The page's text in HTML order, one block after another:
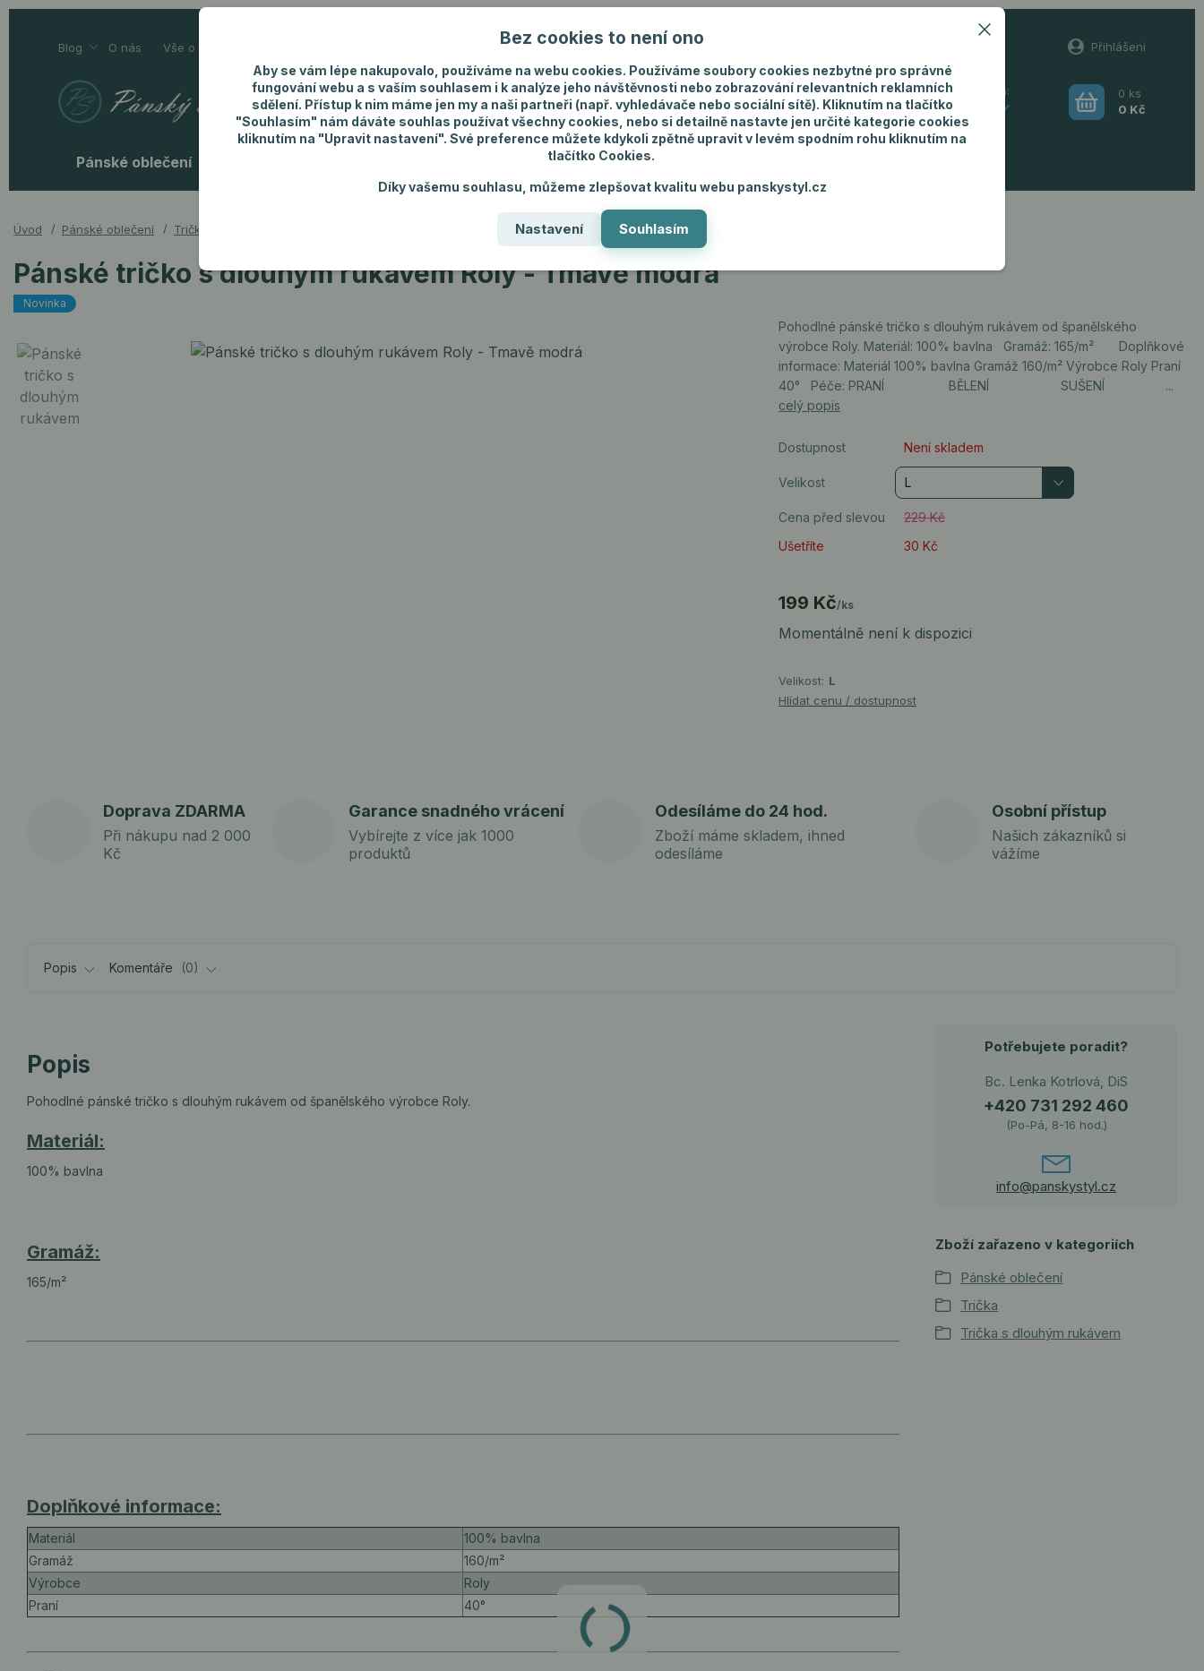
Blog O nás Vše o nákupu Nevíte si rady? Zavolejte. +420 731 292 460 Přihlášení
Hledat
0 ks
0 Kč
Pánské oblečení Pánské šperky
Úvod Pánské oblečení Trička Pánské tričko s dlouhým rukávem Roly - Tmavě modrá
Pánské tričko s dlouhým rukávem Roly - Tmavě modrá
Novinka
Pohodlné pánské tričko s dlouhým rukávem od španělského
výrobce Roly. Materiál: 100% bavlna Gramáž: 165/m² Doplňkové
informace: Materiál 100% bavlna Gramáž 160/m² Výrobce Roly Praní
40° Péče: PRANÍ BĚLENÍ SUŠENÍ ...
celý popis
Dostupnost Není skladem
Velikost
Cena před slevou
229 Kč
Ušetříte
30 Kč
199 Kč/ks
Momentálně není k dispozici
Velikost: L
Hlídat cenu / dostupnost
Doprava ZDARMA
Při nákupu nad 2 000
Kč
Garance snadného vrácení
Vybírejte z více jak 1000
produktů
Odesíláme do 24 hod.
Zboží máme skladem, ihned
odesíláme
Osobní přístup
Našich zákazníků si
vážíme
Popis Komentáře 0
Popis
Pohodlné pánské tričko s dlouhým rukávem od španělského výrobce Roly.
Materiál:
100% bavlna
Gramáž:
165/m²
Doplňkové informace:
Materiál
100% bavlna
Gramáž
160/m²
Výrobce
Roly
Praní
40°
Potřebujete poradit?
Bc. Lenka Kotrlová, DiS
+420 731 292 460
(Po-Pá, 8-16 hod.)
info@panskystyl.cz
Zboží zařazeno v kategoriích
Pánské oblečení
Trička
Trička s dlouhým rukávem
Bez cookies to není ono
Aby se vám lépe nakupovalo, používáme na webu cookies. Používáme soubory cookies nezbytné pro správné
fungování webu a s vaším souhlasem i k analýze jeho návštěvnosti nebo zobrazování relevantních reklamních
sdělení. Přístup k nim máme jen my a naši partneři (např. vyhledávače nebo sociální sítě). Kliknutím na tlačítko
"Souhlasím" nám dáváte souhlas používat všechny cookies, nebo si detailně nastavte jen určité kategorie cookies
kliknutím na "Upravit nastavení". Své preference můžete kdykoli zpětně upravit v levém spodním rohu kliknutím na
tlačítko Cookies.
Díky vašemu souhlasu, můžeme zlepšovat kvalitu webu panskystyl.cz
Nastavení Souhlasím